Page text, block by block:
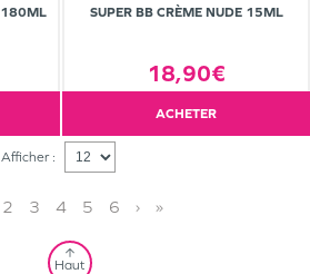
180ML SUPER BB CRÈME NUDE 15ML
18,90€
ACHETER
Afficher :
2 3 4 5 6 › »
Haut